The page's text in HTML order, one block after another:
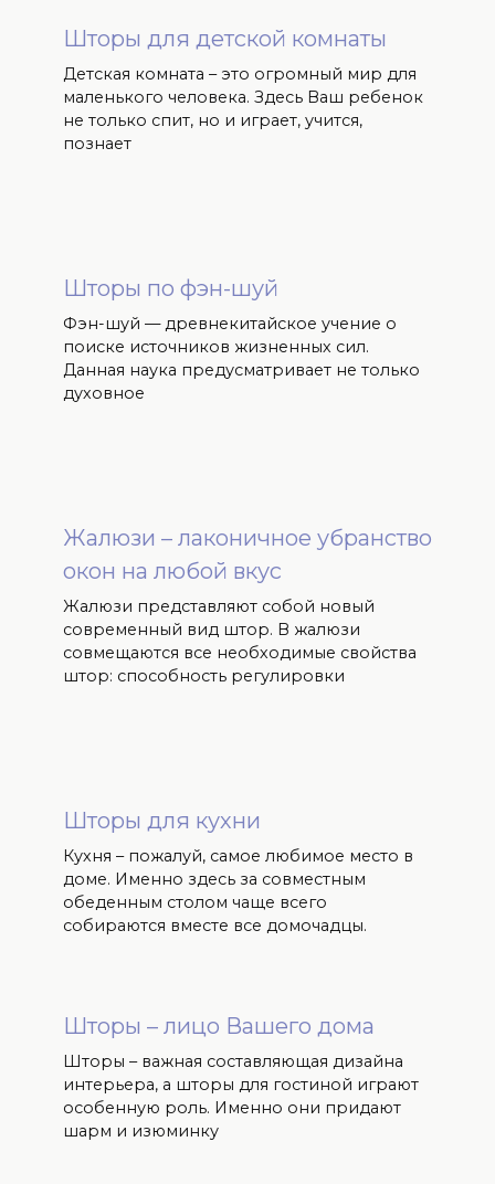
Шторы для детской комнаты
Детская комната – это огромный мир для
маленького человека. Здесь Ваш ребенок
не только спит, но и играет, учится,
познает
Шторы по фэн-шуй
Фэн-шуй — древнекитайское учение о
поиске источников жизненных сил.
Данная наука предусматривает не только
духовное
Жалюзи – лаконичное убранство
окон на любой вкус
Жалюзи представляют собой новый
современный вид штор. В жалюзи
совмещаются все необходимые свойства
штор: способность регулировки
Шторы для кухни
Кухня – пожалуй, самое любимое место в
доме. Именно здесь за совместным
обеденным столом чаще всего
собираются вместе все домочадцы.
Шторы – лицо Вашего дома
Шторы – важная составляющая дизайна
интерьера, а шторы для гостиной играют
особенную роль. Именно они придают
шарм и изюминку